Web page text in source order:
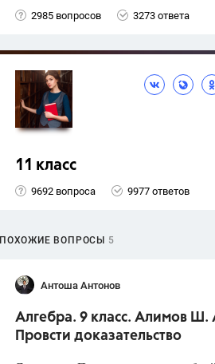
2985 вопросов 3273 ответа
11 класс
9692 вопроса 9977 ответов
ПОХОЖИЕ ВОПРОСЫ 5
Антоша Антонов
Алгебра. 9 класс. Алимов
Провсти доказательство